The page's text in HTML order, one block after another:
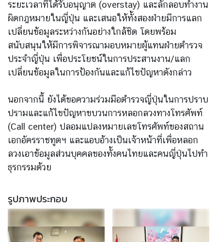
า
ร
ป
ร
ะ
ช
น
อ
ง
รี
ย
น
ระยะเวลาที่ได้รับอนุญาต (overstay) และลักลอบทำงาน
ผิดกฎหมายในญี่ปุ่น และเสนอให้ทั้งสองฝ่ายมีการแลก
เปลี่ยนข้อมูลระหว่างกันอย่างใกล้ชิด โดยพร้อม
สนับสนุนให้มีการพิจารณามอบหมายผู้แทนฝ่ายตำรวจ
ประจำญี่ปุ่น เพื่อประโยชน์ในการประสานงาน/แลก
เปลี่ยนข้อมูลในการป้องกันและแก้ไขปัญหาดังกล่าว
นอกจากนี้ ยังได้ขอความร่วมมือตำรวจญี่ปุ่นในการปราบ
ปรามและแก้ไขปัญหาขบวนการหลอกลวงทางโทรศัพท์
(Call center) ปลอมแปลงหมายเลขโทรศัพท์ของสถาน
เอกอัครราชทูตฯ และแอบอ้างเป็นเจ้าหน้าที่เพื่อหลอก
ลวงเอาข้อมูลส่วนบุคคลของทั้งคนไทยและคนญี่ปุ่นไปทำ
ธุรกรรมด้วย
รูปภาพประกอบ